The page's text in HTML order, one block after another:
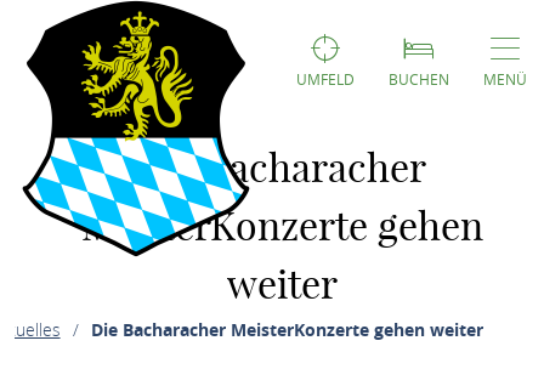
UMFELD BUCHEN MENÜ
Die Bacharacher
MeisterKonzerte gehen
weiter
Die Bacharacher MeisterKonzerte gehen weiter